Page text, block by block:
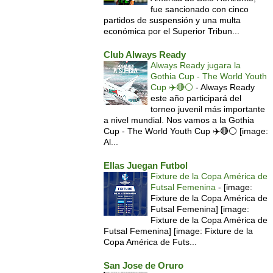
fue sancionado con cinco
partidos de suspensión y una multa
económica por el Superior Tribun...
Club Always Ready
Always Ready jugara la
Gothia Cup - The World Youth
Cup ✈️🔴⚪️ - Always Ready
este año participará del
torneo juvenil más importante
a nivel mundial. Nos vamos a la Gothia
Cup - The World Youth Cup ✈️🔴⚪️ [image:
Al...
Ellas Juegan Futbol
Fixture de la Copa América de
Futsal Femenina - [image:
Fixture de la Copa América de
Futsal Femenina] [image:
Fixture de la Copa América de
Futsal Femenina] [image: Fixture de la
Copa América de Futs...
San Jose de Oruro